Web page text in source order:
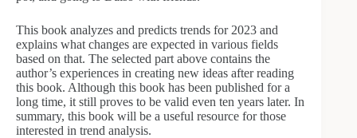
This book analyzes and predicts trends for 2023 and
explains what changes are expected in various fields
based on that. The selected part above contains the
author’s experiences in creating new ideas after reading
this book. Although this book has been published for a
long time, it still proves to be valid even ten years later. In
summary, this book will be a useful resource for those
interested in trend analysis.